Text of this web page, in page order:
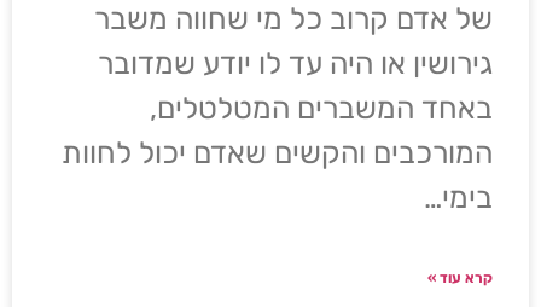
של אדם קרוב כל מי שחווה משבר
גירושין או היה עד לו יודע שמדובר
באחד המשברים המטלטלים,
המורכבים והקשים שאדם יכול לחוות
בימי…
קרא עוד »